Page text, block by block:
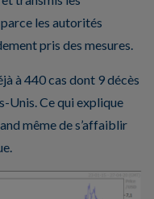
les autorités
pris des mesures.
à 440 cas dont 9 décès
Unis. Ce qui explique
même de s’affaiblir